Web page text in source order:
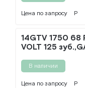
Цена по запросу Р
14GTV 1750 68
VOLT 125
В наличии
Цена по запросу Р